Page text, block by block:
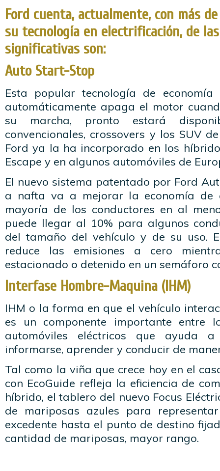
Ford cuenta, actualmente, con más
su tecnología en electrificación, de
significativas son:
Auto Start-Stop
Esta popular tecnología de economía
automáticamente apaga el motor
su marcha, pronto estará
convencionales, crossovers y los SUV
Ford ya la ha incorporado en los
Escape y en algunos automóviles de
El nuevo sistema patentado por Ford
a nafta va a mejorar la economía de
mayoría de los conductores en al
puede llegar al 10% para algunos
del tamaño del vehículo y de su uso.
reduce las emisiones a cero
estacionado o detenido en un semáforo
Interfase Hombre-Maquina (IHM)
IHM o la forma en que el vehículo
es un componente importante entre
automóviles eléctricos que ayuda
informarse, aprender y conducir de
Tal como la viña que crece hoy en el
con EcoGuide refleja la eficiencia de
híbrido, el tablero del nuevo Focus
de mariposas azules para
excedente hasta el punto de destino
cantidad de mariposas, mayor rango.